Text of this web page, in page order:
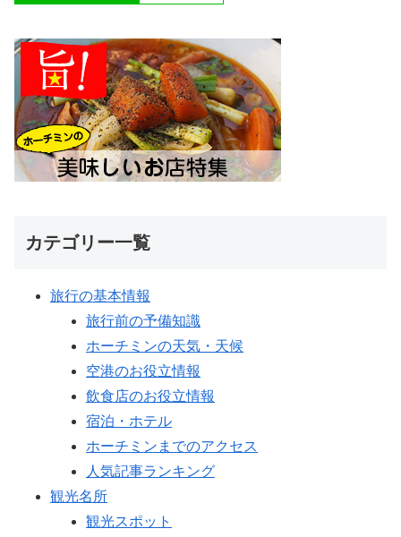
カテゴリー一覧
旅行の基本情報
旅行前の予備知識
ホーチミンの天気・天候
空港のお役立情報
飲食店のお役立情報
宿泊・ホテル
ホーチミンまでのアクセス
人気記事ランキング
観光名所
観光スポット